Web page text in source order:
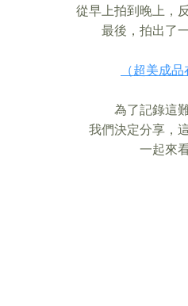
從早上拍到晚上，
最後，拍出了
（超美成品
為了記錄這
我們決定分享，
一起來